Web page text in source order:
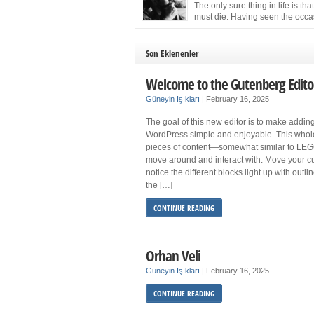
and still feel fatigued when your […]
The only sure thing in life is that
must die. Having seen the
the Cuban Revolution would succumb to that
Son Eklenenler
Welcome to the Gutenberg
Güneyin Işıkları February 16, 2025
The goal of this new editor is to make
WordPress simple and enjoyable. This
pieces of content—somewhat similar to
move around and interact with. Move your
notice the different blocks light up with
the […]
CONTINUE READING
Orhan Veli
Güneyin Işıkları February 16, 2025
CONTINUE READING